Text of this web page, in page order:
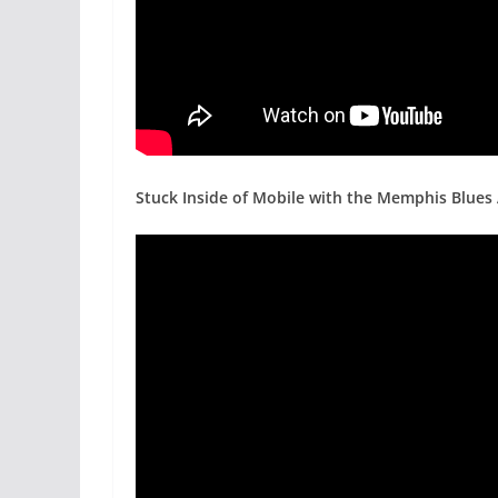
Stuck Inside of Mobile with the Memphis Blues